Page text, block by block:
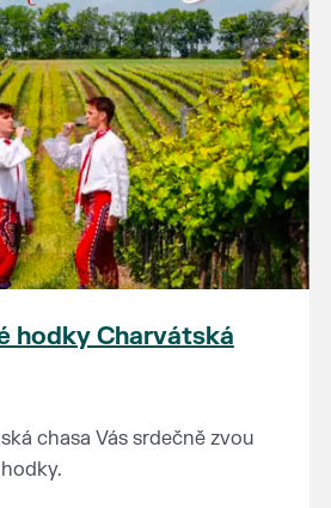
hodky Charvátská
chasa Vás srdečně zvou